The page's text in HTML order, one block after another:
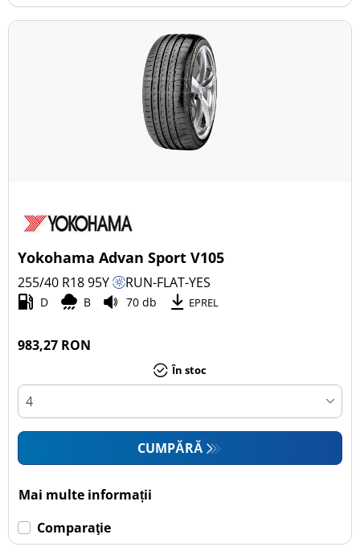
Yokohama Advan Sport V105
255/40 R1895Y RUN-FLAT-YES
D B 70 db EPREL
983,27 RON
În stoc
CUMPĂRĂ
Mai multe informații
Comparaţie